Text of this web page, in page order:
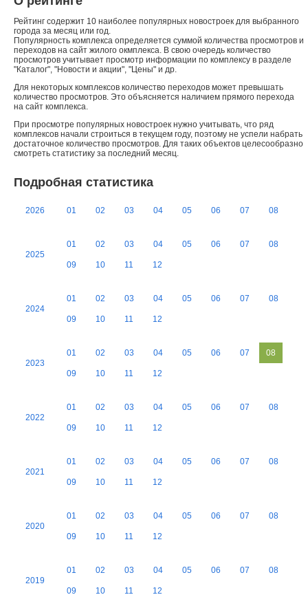
Рейтинг содержит 10 наиболее популярных новостроек для выбранного
города за месяц или год.
Популярность комплекса определяется суммой количества просмотров и
переходов на сайт жилого окмплекса. В свою очередь количество
просмотров учитывает просмотр информации по комплексу в разделе
"Каталог", "Новости и акции", "Цены" и др.
Для некоторых комплексов количество переходов может превышать
количество просмотров. Это объясняется наличием прямого перехода
на сайт комплекса.
При просмотре популярных новостроек нужно учитывать, что ряд
комплексов начали строиться в текущем году, поэтому не успели набрать
достаточное количество просмотров. Для таких объектов целесообразно
смотреть статистику за последний месяц.
Подробная статистика
2026 01 02 03 04 05 06 07 08
2025
01 02 03 04 05 06 07 08
09 10 11 12
2024
01 02 03 04 05 06 07 08
09 10 11 12
2023
01 02 03 04 05 06 07 08
09 10 11 12
2022
01 02 03 04 05 06 07 08
09 10 11 12
2021
01 02 03 04 05 06 07 08
09 10 11 12
2020
01 02 03 04 05 06 07 08
09 10 11 12
2019
01 02 03 04 05 06 07 08
09 10 11 12